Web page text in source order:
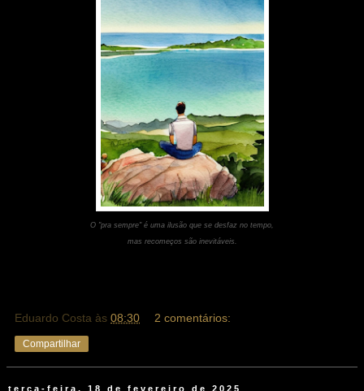
O "pra sempre" é uma ilusão que se desfaz no tempo,
mas recomeços são inevitáveis.
Eduardo Costa às 08:30 2 comentários:
Compartilhar
terça-feira, 18 de fevereiro de 2025